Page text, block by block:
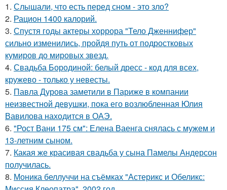
1. Слышали, что есть перед сном - это зло?
2. Рацион 1400 калорий.
3. Спустя годы актеры хоррора "Тело Дженнифер"
сильно изменились, пройдя путь от подростковых
кумиров до мировых звезд.
4. Свадьба Бородиной: белый дресс - код для всех,
кружево - только у невесты.
5. Павла Дурова заметили в Париже в компании
неизвестной девушки, пока его возлюбленная Юлия
Вавилова находится в ОАЭ.
6. "Рост Вани 175 см": Елена Ваенга снялась с мужем и
13-летним сыном.
7. Какая же красивая свадьба у сына Памелы Андерсон
получилась.
8. Моника беллуччи на съёмках "Астерикс и Обеликс: